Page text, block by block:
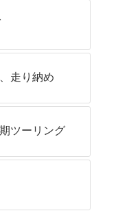
走り納め
ツーリング